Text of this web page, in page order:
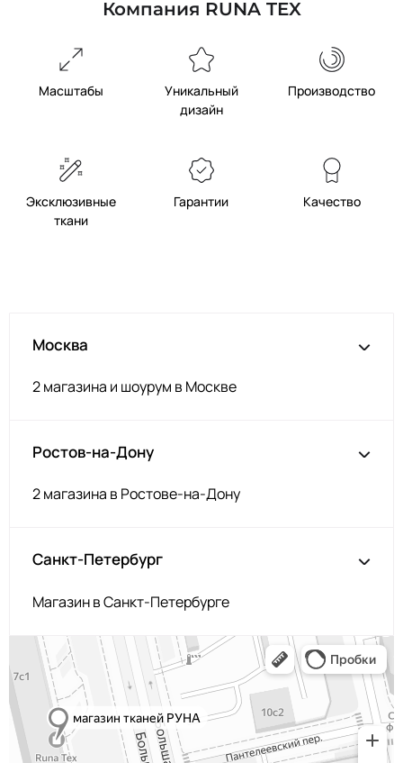
Компания RUNA TEX
Масштабы
Уникальный
дизайн
Производство
Эксклюзивные
ткани
Гарантии Качество
Москва
2 магазина и шоурум в Москве
Ростов-на-Дону
2 магазина в Ростове-на-Дону
Санкт-Петербург
Магазин в Санкт-Петербурге